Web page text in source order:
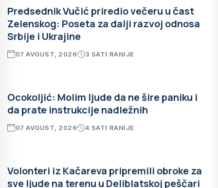
Predsednik Vučić priredio večeru u čast
Zelenskog: Poseta za dalji razvoj odnosa
Srbije i Ukrajine
07 AVGUST, 2026 3 SATI RANIJE
Ocokoljić: Molim ljude da ne šire paniku i
da prate instrukcije nadležnih
07 AVGUST, 2026 4 SATI RANIJE
Volonteri iz Kačareva pripremili obroke za
sve ljude na terenu u Deliblatskoj peščari